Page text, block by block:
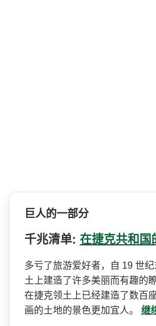
巨人的一部分
千兆清单: 在捷克共和国
多亏了旅游爱好者，自 19 世
土上­建造了许多美丽而有趣的
在捷克领­土上已经建造了数百
画的土地的景­色更加宜人。 继